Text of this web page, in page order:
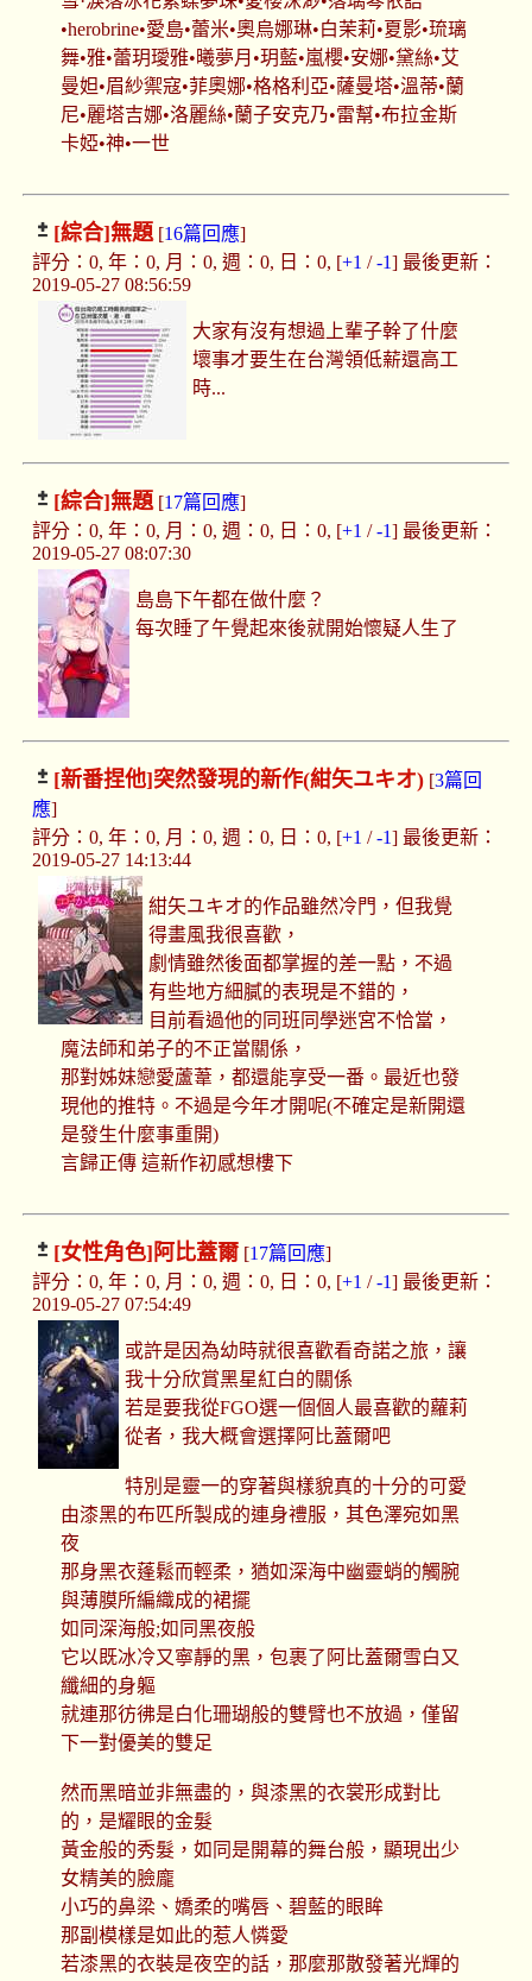
•herobrine•愛島•蕾米•奧烏娜琳•白茉莉•夏影•琉璃
舞•雅•蕾玥璦雅•曦夢月•玥藍•嵐櫻•安娜•黛絲•艾
曼妲•眉紗禦寇•菲奧娜•格格利亞•薩曼塔•溫蒂•蘭
尼•麗塔吉娜•洛麗絲•蘭子安克乃•雷幫•布拉金斯
卡婭•神•一世
[綜合]無題[16篇回應]
評分：0, 年：0, 月：0, 週：0, 日：0, [+1 /-1] 最後更新：
2019-05-27 08:56:59
大家有沒有想過上輩子幹了什麼
壞事才要生在台灣領低薪還高工
時...
[綜合]無題[17篇回應]
評分：0, 年：0, 月：0, 週：0, 日：0, [+1 /-1] 最後更新：
2019-05-27 08:07:30
島島下午都在做什麼？
每次睡了午覺起來後就開始懷疑人生了
[新番捏他]突然發現的新作(紺矢ユキオ)[3篇回
應]
評分：0, 年：0, 月：0, 週：0, 日：0, [+1 /-1] 最後更新：
2019-05-27 14:13:44
紺矢ユキオ的作品雖然冷門，但我覺
得畫風我很喜歡，
劇情雖然後面都掌握的差一點，不過
有些地方細膩的表現是不錯的，
目前看過他的同班同學迷宮不恰當，
魔法師和弟子的不正當關係，
那對姊妹戀愛蘆葦，都還能享受一番。最近也發
現他的推特。不過是今年才開呢(不確定是新開還
是發生什麼事重開)
言歸正傳 這新作初感想樓下
[女性角色] 阿比蓋爾[17篇回應]
評分：0, 年：0, 月：0, 週：0, 日：0, [+1 /-1] 最後更新：
2019-05-27 07:54:49
或許是因為幼時就很喜歡看奇諾之旅，讓
我十分欣賞黑星紅白的關係
若是要我從FGO選一個個人最喜歡的蘿莉
從者，我大概會選擇阿比蓋爾吧
特別是靈一的穿著與樣貌真的十分的可愛
由漆黑的布匹所製成的連身禮服，其色澤宛如黑
夜
那身黑衣蓬鬆而輕柔，猶如深海中幽靈蛸的觸腕
與薄膜所編織成的裙擺
如同深海般;如同黑夜般
它以既冰冷又寧靜的黑，包裹了阿比蓋爾雪白又
纖細的身軀
就連那彷彿是白化珊瑚般的雙臂也不放過，僅留
下一對優美的雙足
然而黑暗並非無盡的，與漆黑的衣裳形成對比
的，是耀眼的金髮
黃金般的秀髮，如同是開幕的舞台般，顯現出少
女精美的臉龐
小巧的鼻梁、嬌柔的嘴唇、碧藍的眼眸
那副模樣是如此的惹人憐愛
若漆黑的衣裝是夜空的話，那麼那散發著光輝的